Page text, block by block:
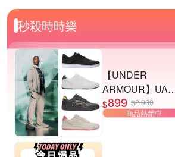
秒殺時時樂
【UNDER
ARMOUR】UA
Tempo 運動休閒鞋
多款任選
$899 $2,980
商品熱銷中